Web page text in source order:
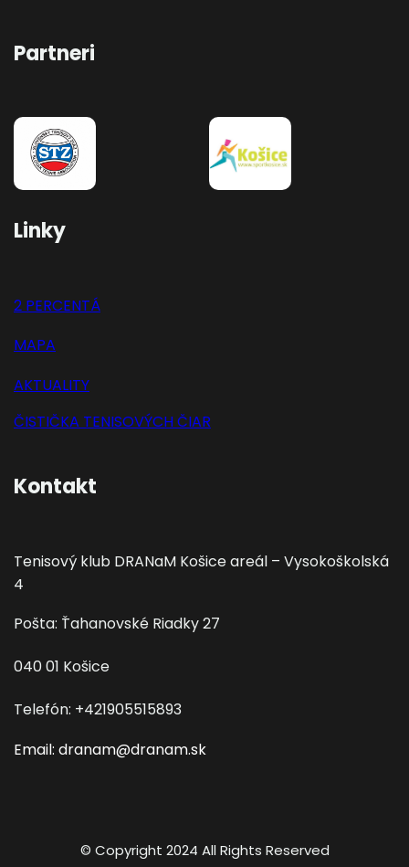
Partneri
Linky
2 PERCENTÁ
MAPA
AKTUALITY
ČISTIČKA TENISOVÝCH ČIAR
Kontakt
Tenisový klub DRANaM Košice areál – Vysokoškolská
4
Pošta: Ťahanovské Riadky 27
040 01 Košice
Telefón: +421905515893
Email: dranam@dranam.sk
© Copyright 2024 All Rights Reserved